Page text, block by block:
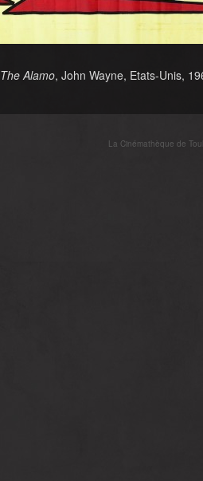
The Alamo, John Wayne, Etats-Unis,
La Cinémathèque de